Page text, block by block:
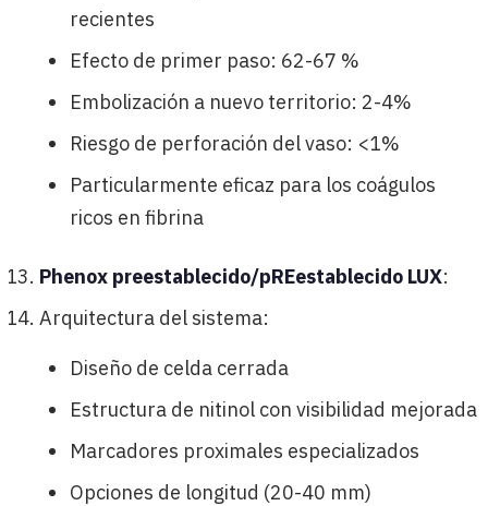
recientes
Efecto de primer paso: 62-67 %
Embolización a nuevo territorio: 2-4%
Riesgo de perforación del vaso: <1%
Particularmente eficaz para los coágulos
ricos en fibrina
Phenox preestablecido/pREestablecido LUX:
Arquitectura del sistema:
Diseño de celda cerrada
Estructura de nitinol con visibilidad mejorada
Marcadores proximales especializados
Opciones de longitud (20-40 mm)